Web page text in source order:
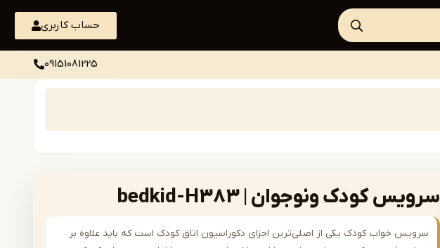
حساب کاربری
09151081225
سرویس کودک ونوجوان | bedkid-H383
سرویس خواب کودک یکی از اصلی‌ترین اجزای دکوراسیون اتاق کودک است که باید علاوه بر